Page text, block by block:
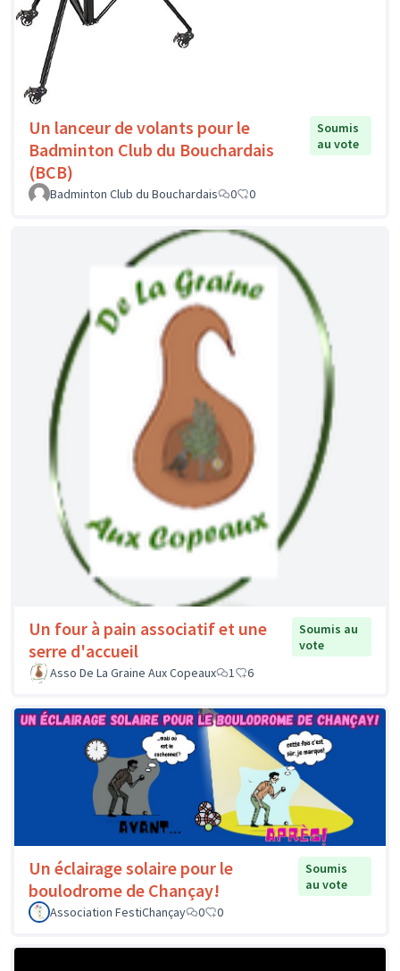
Un lanceur de volants pour le
Badminton Club du Bouchardais
(BCB)
Soumis
au vote
Badminton Club du Bouchardais 0 0
Un four à pain associatif et une
serre d'accueil
Soumis au
vote
Asso De La Graine Aux Copeaux
1 6
Un éclairage solaire pour le
boulodrome de Chançay!
Soumis
au vote
Association FestiChançay
0 0